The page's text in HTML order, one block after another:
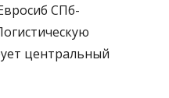
СПб-
центральный